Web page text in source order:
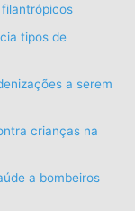
tipos de
a serem
crianças na
a bombeiros